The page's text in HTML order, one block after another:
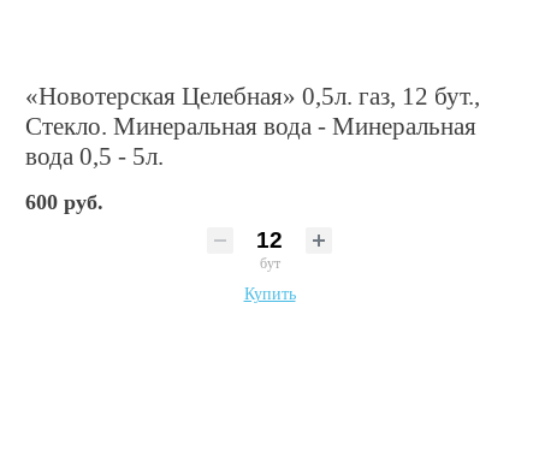
«Новотерская Целебная» 0,5л. газ, 12 бут.,
Стекло. Минеральная вода - Минеральная
вода 0,5 - 5л.
600 руб.
бут
Купить